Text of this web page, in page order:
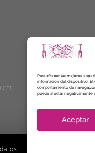
Para ofrecer las mejores
información del dispositivo. El
comportamiento de
puede afectar negativamente
Aceptar